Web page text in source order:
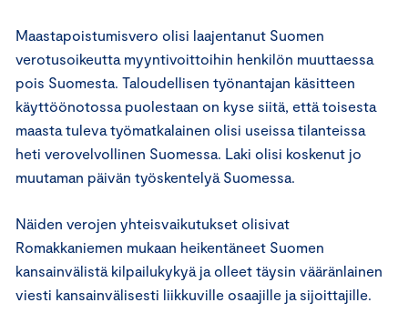
Maastapoistumisvero olisi laajentanut Suomen
verotusoikeutta myyntivoittoihin henkilön muuttaessa
pois Suomesta. Taloudellisen työnantajan käsitteen
käyttöönotossa puolestaan on kyse siitä, että toisesta
maasta tuleva työmatkalainen olisi useissa tilanteissa
heti verovelvollinen Suomessa. Laki olisi koskenut jo
muutaman päivän työskentelyä Suomessa.
Näiden verojen yhteisvaikutukset olisivat
Romakkaniemen mukaan heikentäneet Suomen
kansainvälistä kilpailukykyä ja olleet täysin vääränlainen
viesti kansainvälisesti liikkuville osaajille ja sijoittajille.